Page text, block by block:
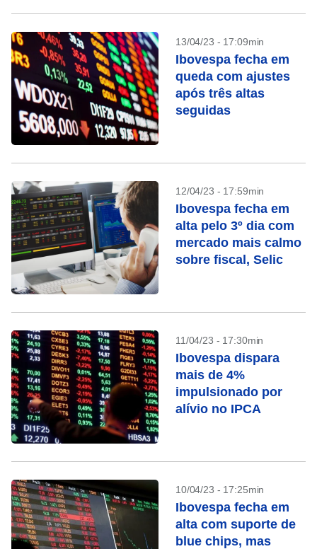
13/04/23 - 17:09min
Ibovespa fecha em
queda com ajustes
após três altas
seguidas
12/04/23 - 17:59min
Ibovespa fecha em
alta pelo 3º dia com
mercado mais calmo
sobre fiscal, Selic
11/04/23 - 17:30min
Ibovespa dispara
mais de 4%
impulsionado por
alívio no IPCA
10/04/23 - 17:25min
Ibovespa fecha em
alta com suporte de
blue chips, mas